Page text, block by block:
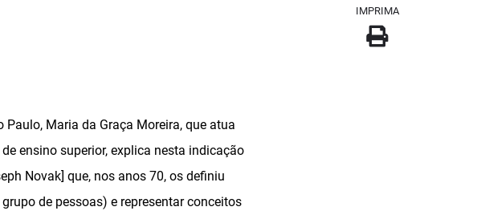
Maria da Graça Moreira, que atua
ensino superior, explica nesta indicação
Novak] que, nos anos 70, os definiu
de pessoas) e representar conceitos
IMPRIMA